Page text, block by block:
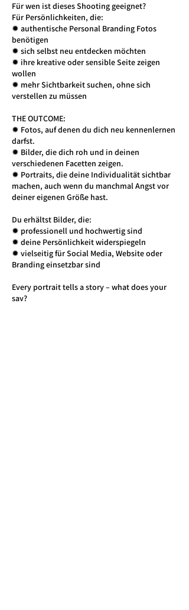
Für wen ist dieses Shooting geeignet?
Für Persönlichkeiten, die:
✹ authentische Personal Branding Fotos
benötigen
✹ sich selbst neu entdecken möchten
✹ ihre kreative oder sensible Seite zeigen
wollen
✹ mehr Sichtbarkeit suchen, ohne sich
verstellen zu müssen
THE OUTCOME:
✹ Fotos, auf denen du dich neu kennenlernen
darfst.
✹ Bilder, die dich roh und in deinen
verschiedenen Facetten zeigen.
✹ Portraits, die deine Individualität sichtbar
machen, auch wenn du manchmal Angst vor
deiner eigenen Größe hast.
Du erhältst Bilder, die:
✹ professionell und hochwertig sind
✹ deine Persönlichkeit widerspiegeln
✹ vielseitig für Social Media, Website oder
Branding einsetzbar sind
Every portrait tells a story – what does your
say?